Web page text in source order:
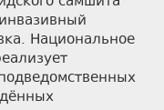
Национальное